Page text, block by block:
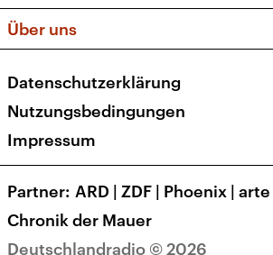
Apps
Newsletter
Veranstaltungen
Social Media
Über uns
Presse
Karriere
Transparenz
Deutschlandradio © 2026
Datenschutzerklärung
Nutzungsbedingungen
Impressum
Partner ARD | ZDF | Phoenix | arte
Chronik der Mauer